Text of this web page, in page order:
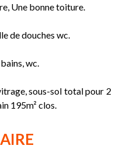
Une bonne toiture.
de douches wc.
wc.
sous-sol total pour 2
195m² clos.